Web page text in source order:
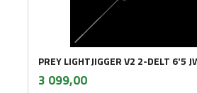
PREY LIGHTJIGGER V2 2-DELT 6'5
Pris
3 099,00mva.